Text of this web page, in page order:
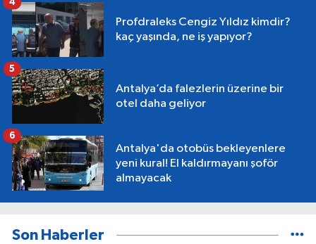
Profdraleks Cengiz Yıldız kimdir?
kaç yaşında, ne iş yapıyor?
4
Antalya’da falezlerin üzerine bir
otel daha geliyor
5
Antalya'da otobüs bekleyenlere
yeni kural! El kaldırmayanı şoför
almayacak
6
Son Haberler